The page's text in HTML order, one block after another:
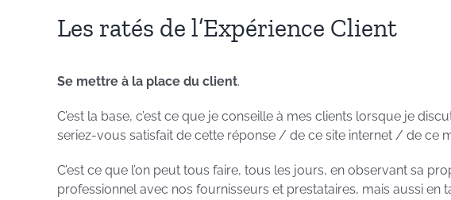
Les ratés de l’Expérience Client
Se mettre à la place du client.
C’est la base, c’est ce que je conseille à mes clients lorsque je
seriez-vous satisfait de cette réponse / de ce site internet / de ce
C’est ce que l’on peut tous faire, tous les jours, en observant sa
professionnel avec nos fournisseurs et prestataires, mais aussi en